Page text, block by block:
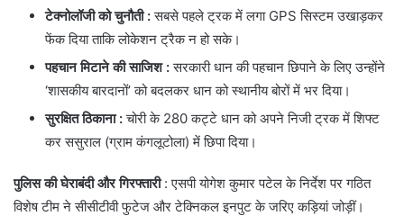
टेक्नोलॉजी को चुनौती :सबसे पहले ट्रक में लगा GPS सिस्टम उखाड़कर
फेंक दिया ताकि लोकेशन ट्रैक न हो सके।
पहचान मिटाने की साजिश :सरकारी धान की पहचान छिपाने के लिए उन्होंने
‘शासकीय बारदानों’ को बदलकर धान को स्थानीय बोरों में भर दिया।
सुरक्षित ठिकाना :चोरी के 280 कट्टे धान को अपने निजी ट्रक में शिफ्ट
कर ससुराल (ग्राम कंगलूटोला) में छिपा दिया।
पुलिस की घेराबंदी और गिरफ्तारी: एसपी योगेश कुमार पटेल के निर्देश पर गठित
विशेष टीम ने सीसीटीवी फुटेज और टेक्निकल इनपुट के जरिए कड़ियां जोड़ीं।